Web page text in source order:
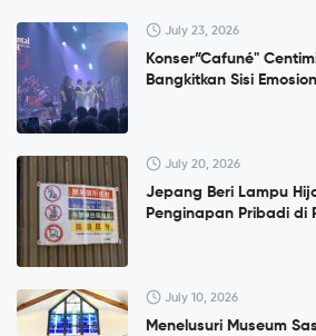
July 23, 2026
Konser”Cafuné"
Bangkitkan Sisi
July 20, 2026
Jepang Beri Lampu
Penginapan Pribadi di
July 10, 2026
Menelusuri Museum